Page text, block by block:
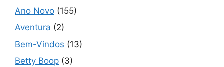
Ano Novo (155)
Aventura (2)
Bem-Vindos (13)
Betty Boop (3)